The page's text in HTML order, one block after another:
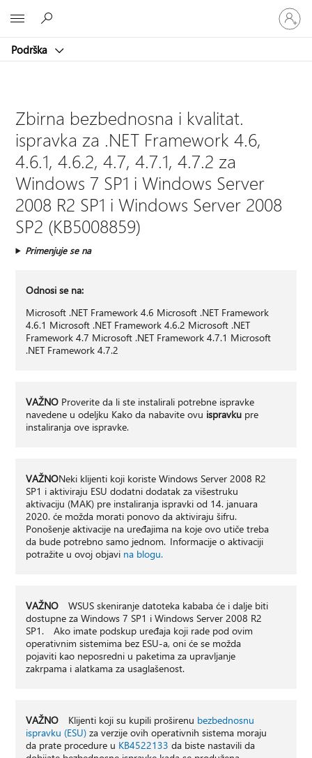
Podrška
Prijavite
se
na
Zbirna bezbednosna i kvalitat.
ispravka za .NET Framework 4.6,
4.6.1, 4.6.2, 4.7, 4.7.1, 4.7.2 za
Windows 7 SP1 i Windows Server
2008 R2 SP1 i Windows Server 2008
SP2 (KB5008859)
Primenjuje se na
Odnosi se na:
Microsoft .NET Framework 4.6 Microsoft .NET Framework
4.6.1 Microsoft .NET Framework 4.6.2 Microsoft .NET
Framework 4.7 Microsoft .NET Framework 4.7.1 Microsoft
.NET Framework 4.7.2
VAŽNOProverite da li ste instalirali potrebne ispravke
navedene u odeljku Kako da nabavite ovu ispravkupre
instaliranja ove ispravke.
VAŽNONeki klijenti koji koriste Windows Server 2008 R2
SP1 i aktiviraju ESU dodatni dodatak za višestruku
aktivaciju (MAK) pre instaliranja ispravki od 14. januara
2020. će možda morati ponovo da aktiviraju šifru.
Ponošenje aktivacije na uređajima na koje ovo utiče treba
da bude potrebno samo jednom. Informacije o aktivaciji
potražite u ovoj objavi na blogu.
VAŽNOWSUS skeniranje datoteka kababa će i dalje biti
dostupne za Windows 7 SP1 i Windows Server 2008 R2
SP1. Ako imate podskup uređaja koji rade pod ovim
operativnim sistemima bez ESU-a, oni će se možda
pojaviti kao neposredni u paketima za upravljanje
zakrpama i alatkama za usaglašenost.
VAŽNOKlijenti koji su kupili proširenu bezbednosnu
ispravku (ESU)za verzije ovih operativnih sistema moraju
da prate procedure u KB4522133 da biste nastavili da